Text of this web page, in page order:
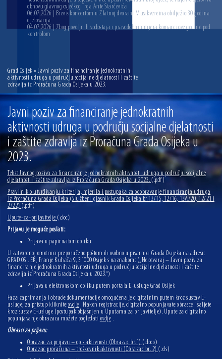
obnovu glavnog osječkog Trga Ante Starčevića
06.07.2026 | Brevis koncertom u Zlatnoj dvorani Musikvereina obilježio 30 godina
djelovanja
04.07.2026 | Zbog povoljnih vodostaja i pravodobnih mjera komarci ove godine pod
kontrolom
Grad Osijek » Javni poziv za financiranje jednokratnih
aktivnosti udruga u području socijalne djelatnosti i zaštite
zdravlja iz Proračuna Grada Osijeka u 2023.
Javni poziv za financiranje jednokratnih
aktivnosti udruga u području socijalne djelatnosti
i zaštite zdravlja iz Proračuna Grada Osijeka u
2023.
Tekst Javnog poziva za financiranje jednokratnih aktivnosti udruga u području socijalne
djelatnosti i zaštite zdravlja iz Proračuna Grada Osijeka u 2023. (.pdf)
Pravilnik o utvrđivanju kriterija, mjerila i postupaka za odobravanje financiranja udruga
iz Proračuna Grada Osijeka (Službeni glasnik Grada Osijeka br.13/15, 12/16, 13A/20, 12/21 i
2/22) (.pdf)
Upute-za-prijavitelje (.doc)
Prijavu je moguće poslati:
Prijava u papirnatom obliku
U zatvorenoj omotnici preporučeno poštom ili osobno u pisarnici Grada Osijeka na adresi:
GRAD OSIJEK, Franje Kuhača 9, 31000 Osijek s naznakom: („Ne otvaraj – Javni poziv za
financiranje jednokratnih aktivnosti udruga u području socijalne djelatnosti i zaštite
zdravlja iz Proračuna Grada Osijeka u 2023.“)
Prijava u elektronskom obliku putem portala E-usluge Grad Osijek
Faza zaprimanja i obrade dokumentacije omogućena je digitalnim putem kroz sustav E-
usluge, za pristup kliknite ovdje . Nakon registracije, digitalno popunjavate obrasce i šaljete
kroz sustav E-usluge (postupak objašnjen u Uputama za prijavitelje). Upute za digitalno
popunjavanje obrazaca možete pogledati ovdje .
Obrasci za prijavu:
Obrazac za prijavu – opis aktivnosti (Obrazac br.1) (.docx)
Obrazac proračuna – troškovnik aktivnosti (Obrazac br. 2) (.xls)